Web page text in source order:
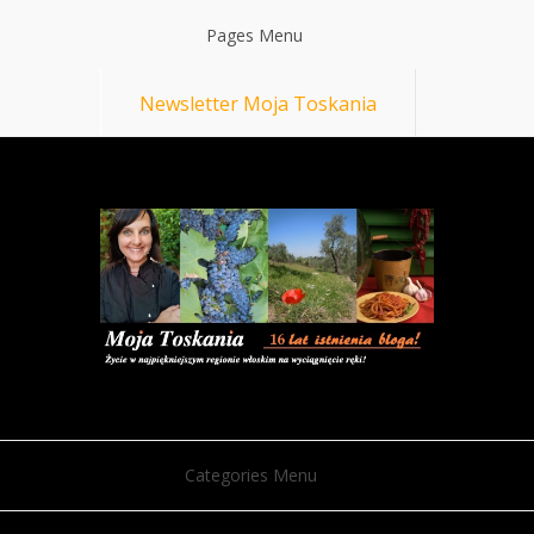
Pages Menu
Newsletter Moja Toskania
Categories Menu